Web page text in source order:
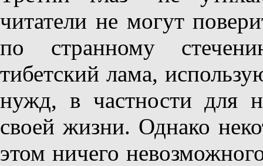
читатели не могут
по странному
тибетский лама,
нужд, в частности для
своей жизни. Однако
этом ничего